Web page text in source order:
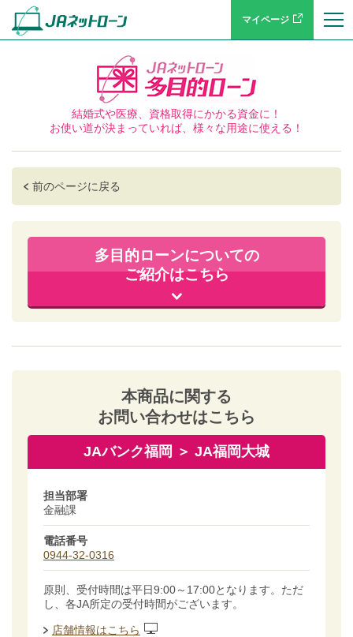
マイページ
結婚式や医療、資格取得にかかる資金に！
お使い道が決まっていれば、様々な用途に使える！
前のページに戻る
多目的ローンについての
ご紹介はこちら
本商品に関する
お問い合わせはこちら
JAバンク福岡 ＞ JA福岡大城
担当部署
金融課
電話番号
0944-32-0316
原則、受付時間は平日9:00～17:00となります。ただ
し、各JA所定の受付時間がございます。
店舗情報はこちら